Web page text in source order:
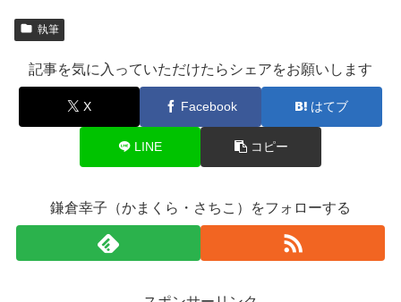
執筆
記事を気に入っていただけたらシェアをお願いします
X Facebook はてブ
LINE コピー
鎌倉幸子（かまくら・さちこ）をフォローする